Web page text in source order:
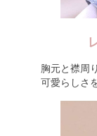
胸元と襟周
可愛らしさ